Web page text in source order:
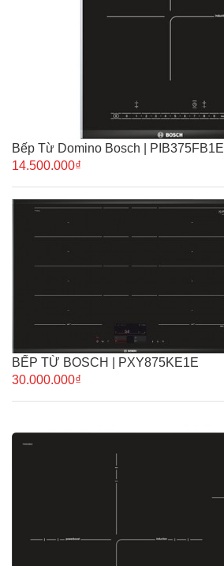
Bếp Từ Domino Bosch | PIB375FB1E
14.500.000₫
BẾP TỪ BOSCH | PXY875KE1E
30.000.000₫